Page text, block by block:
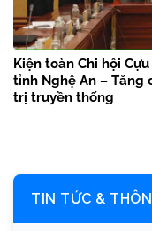
Kiện toàn Chi hội
tỉnh Nghệ An – Tăng
trị truyền thống
TIN TỨC &